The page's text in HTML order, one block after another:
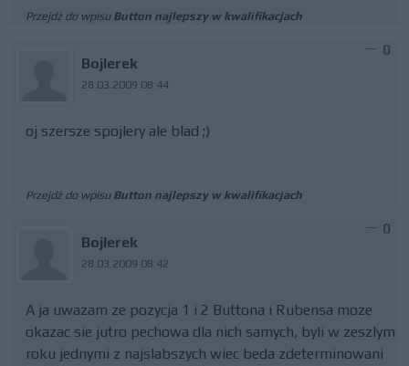
Przejdź do wpisu Button najlepszy w kwalifikacjach
Bojlerek
28.03.2009 08:44
0
oj szersze spojlery ale blad ;)
Przejdź do wpisu Button najlepszy w kwalifikacjach
Bojlerek
28.03.2009 08:42
0
A ja uwazam ze pozycja 1 i 2 Buttona i Rubensa moze
okazac sie jutro pechowa dla nich samych, byli w zeszlym
roku jednymi z najslabszych wiec beda zdeterminowani